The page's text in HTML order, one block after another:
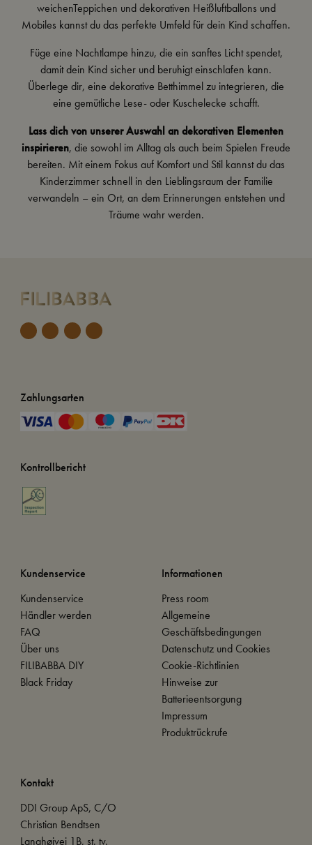
weichenTeppichen und dekorativen Heißluftballons und
Mobiles kannst du das perfekte Umfeld für dein Kind schaffen.
Füge eine Nachtlampe hinzu, die ein sanftes Licht spendet,
damit dein Kind sicher und beruhigt einschlafen kann.
Überlege dir, eine dekorative Betthimmelzu integrieren, die
eine gemütliche Lese- oder Kuschelecke schafft.
Lass dich von unserer Auswahl an dekorativen Elementen
inspirieren, die sowohl im Alltag als auch beim Spielen Freude
bereiten. Mit einem Fokus auf Komfort und Stil kannst du das
Kinderzimmer schnell in den Lieblingsraum der Familie
verwandeln – ein Ort, an dem Erinnerungen entstehen und
Träume wahr werden.
Zahlungsarten
Kontrollbericht
Kundenservice
Kundenservice
Händler werden
FAQ
Über uns
FILIBABBA DIY
Black Friday
Informationen
Press room
Allgemeine
Geschäftsbedingungen
Datenschutz und Cookies
Cookie-Richtlinien
Hinweise zur
Batterieentsorgung
Impressum
Produktrückrufe
Kontakt
DDI Group ApS, C/O
Christian Bendtsen
Langhøjvej 1B, st. tv.